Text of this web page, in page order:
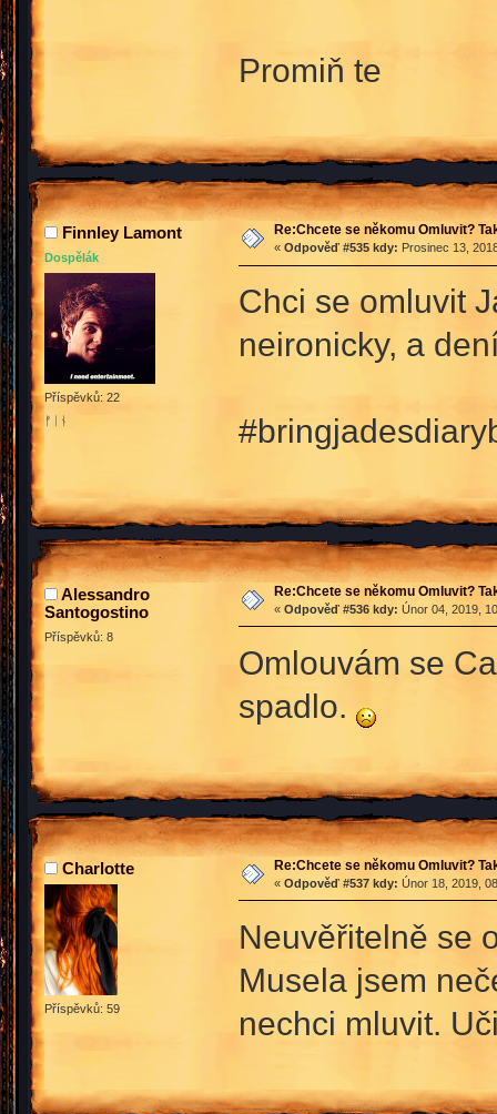
Promiň te
Finnley Lamont
Dospělák
Příspěvků: 22
ᚠᛁᚾ
Re:Chcete se někomu Omluvit?
« Odpověď #535 kdy: Prosinec 13,
Chci se omluvit
neironicky, a
Alessandro
Santogostino
Příspěvků: 8
Re:Chcete se někomu Omluvit?
« Odpověď #536 kdy: Únor 04, 2019,
Omlouvám se
spadlo.
Charlotte
Příspěvků: 59
Re:Chcete se někomu Omluvit?
« Odpověď #537 kdy: Únor 18, 2019,
Neuvěřitelně se
Musela jsem
nechci mluvit.